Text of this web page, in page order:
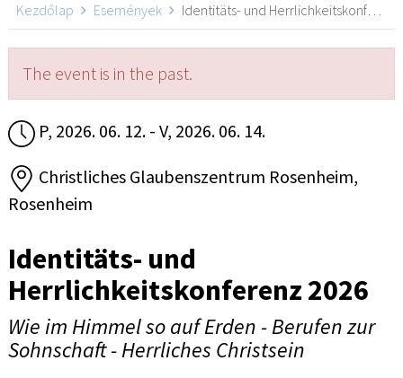
Kezdőlap Események Identitäts- und Herrlichkeitskonferenz 2026, Rosenheim
The event is in the past.
P, 2026. 06. 12. - V, 2026. 06. 14.
Christliches Glaubenszentrum Rosenheim,
Rosenheim
Identitäts- und
Herrlichkeitskonferenz 2026
Wie im Himmel so auf Erden - Berufen zur
Sohnschaft - Herrliches Christsein